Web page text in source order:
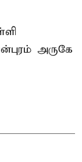
அருகே